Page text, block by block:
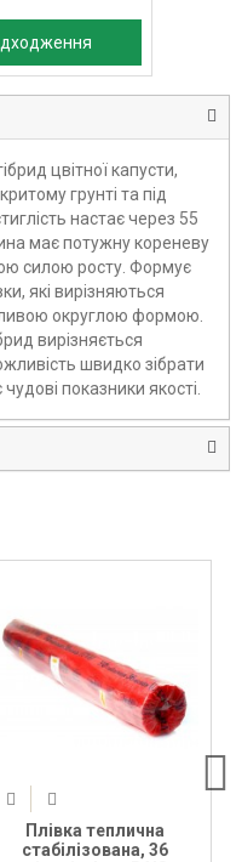
цвітної капусти,
грунті та під
настає через 55
має потужну кореневу
силою росту. Формує
які вирізняються
округлою формою.
вирізняється
швидко зібрати
показники якості.
Плівка теплична
стабілізована, 36